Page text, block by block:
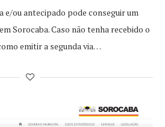
e/ou antecipado pode conseguir um
Sorocaba. Caso não tenha recebido o
emitir a segunda via…